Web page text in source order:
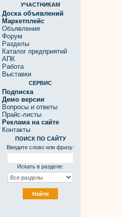
УЧАСТНИКАМ
Доска объявлений
Маркетплейс
Объявления
Форум
Разделы
Каталог предприятий
АПК
Работа
Выставки
СЕРВИС
Подписка
Демо версии
Вопросы и ответы
Прайс-листы
Реклама на сайте
Контакты
ПОИСК ПО САЙТУ
Введите слово или фразу:
Искать в разделе: